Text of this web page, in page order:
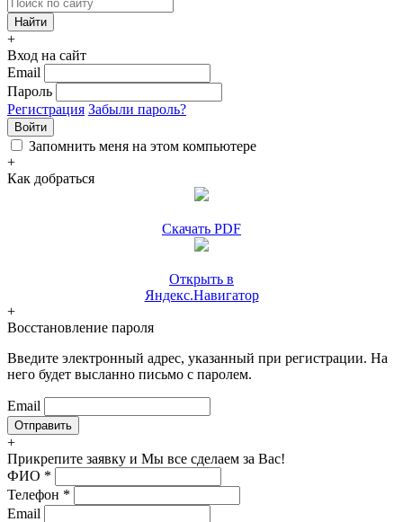
+
Вход на сайт
Email
Пароль
Регистрация Забыли пароль?
Войти
Запомнить меня на этом компьютере
+
Как добраться
Скачать PDF
Открыть в
Яндекс.Навигатор
+
Восстановление пароля
Введите электронный адрес, указанный при регистрации. На
него будет высланно письмо с паролем.
Email
+
Прикрепите заявку и Мы все сделаем за Вас!
ФИО *
Телефон *
Email